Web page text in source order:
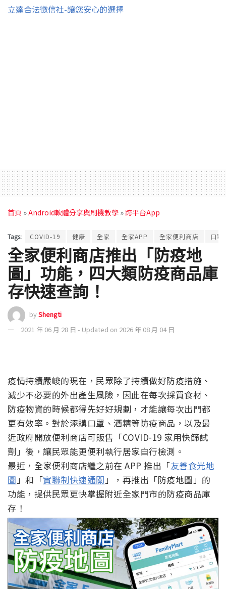
立達合法徵信社-讓您安心的選擇
首頁 »Android軟體分享與刷機教學 » 跨平台App
Tags: COVID-19 健康 全家 全家APP 全家便利商店 口罩
全家便利商店推出「防疫地
圖」功能，四大類防疫商品庫
存快速查詢！
byShengti
2021 年 06 月 28 日 - Updated on 2026 年 08 月 04 日
疫情持續嚴峻的現在，民眾除了持續做好防疫措施、
減少不必要的外出產生風險，因此在每次採買食材、
防疫物資的時候都得先好好規劃，才能讓每次出門都
更有效率。對於添購口罩、酒精等防疫商品，以及最
近政府開放便利商店可販售「COVID-19 家用快篩試
劑」後，讓民眾能更便利執行居家自行檢測。
最近，全家便利商店繼之前在 APP 推出「友善食光地
圖 」和「實聯制快速通關 」，再推出「防疫地圖」的
功能，提供民眾更快掌握附近全家門市的防疫商品庫
存！